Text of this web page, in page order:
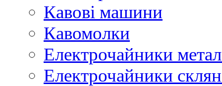
Кавові машини
Кавомолки
Електрочайники
Електрочайники